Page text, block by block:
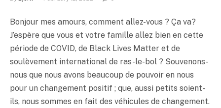
Bonjour mes amours, comment allez-vous ? Ça va?
J’espère que vous et votre famille allez bien en cette
période de COVID, de Black Lives Matter et de
soulèvement international de ras-le-bol ? Souvenons-
nous que nous avons beaucoup de pouvoir en nous
pour un changement positif ; que, aussi petits soient-
ils, nous sommes en fait des véhicules de changement.